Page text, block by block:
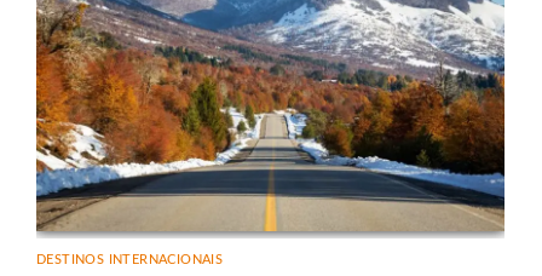
DESTINOS INTERNACIONAIS